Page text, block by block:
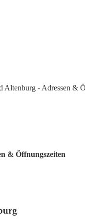
Altenburg - Adressen &
& Öffnungszeiten